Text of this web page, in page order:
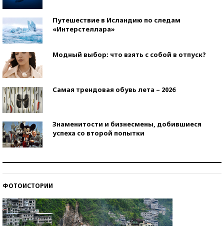
Путешествие в Исландию по следам
«Интерстеллара»
Модный выбор: что взять с собой в отпуск?
Самая трендовая обувь лета – 2026
Знаменитости и бизнесмены, добившиеся
успеха со второй попытки
ФОТОИСТОРИИ